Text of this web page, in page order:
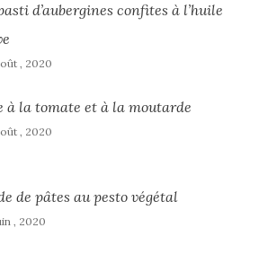
d’aubergines confites à l’huile
, 2020
à la tomate et à la moutarde
, 2020
de pâtes au pesto végétal
, 2020